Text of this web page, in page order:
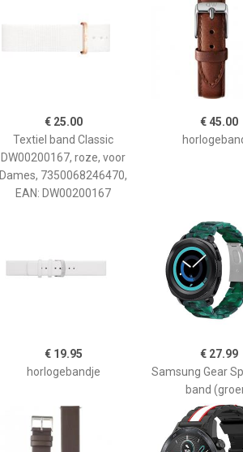
€ 25.00
Textiel band Classic
DW00200167, roze, voor
Dames, 7350068246470,
EAN: DW00200167
€ 45.00
€ 19.95
horlogebandje
€ 27.99
Samsung Gear
band